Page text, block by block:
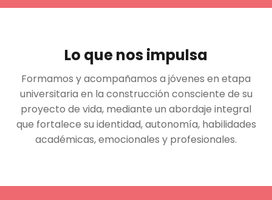
Lo que nos impulsa
Formamos y acompañamos a jóvenes en etapa
universitaria en la construcción consciente de su
proyecto de vida, mediante un abordaje integral
que fortalece su identidad, autonomía, habilidades
académicas, emocionales y profesionales.